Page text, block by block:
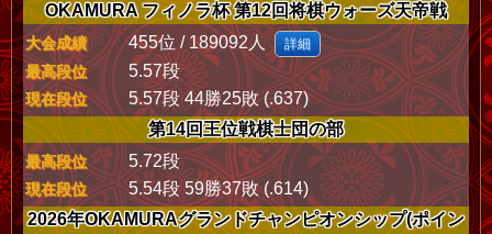
OKAMURA フィノラ杯 第12回将棋ウォーズ天帝戦
大会成績 455位 / 189092人 詳細
最高段位 5.57段
現在段位
5.57段 44勝25敗 (.637)
第14回王位戦棋士団の部
最高段位 5.72段
現在段位
5.54段 59勝37敗 (.614)
2026年OKAMURAグランドチャンピオンシップ(ポイン